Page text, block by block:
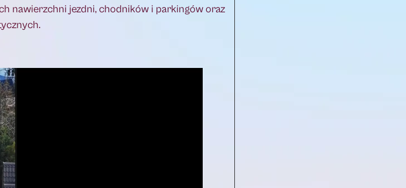
nawierzchni jezdni, chodników i parkingów oraz